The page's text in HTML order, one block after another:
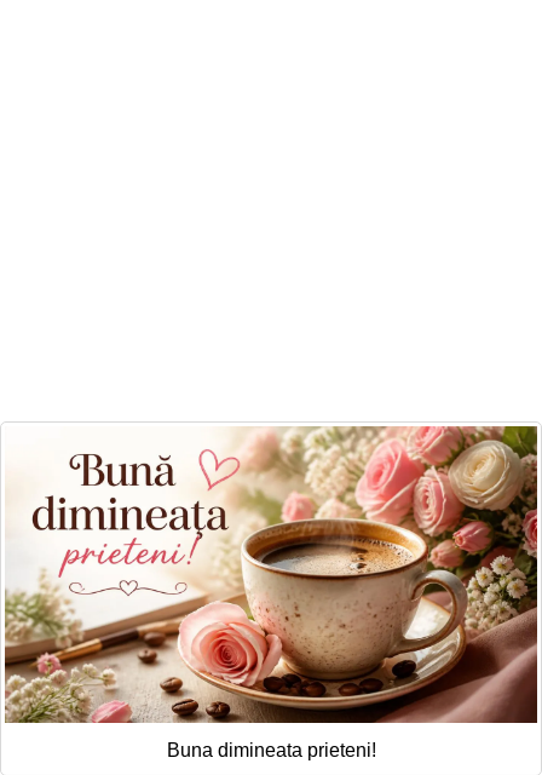
Buna dimineata prieteni!